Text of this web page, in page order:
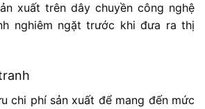
xuất trên dây chuyền công nghệ
nghiêm ngặt trước khi đưa ra thị
chi phí sản xuất để mang đến mức